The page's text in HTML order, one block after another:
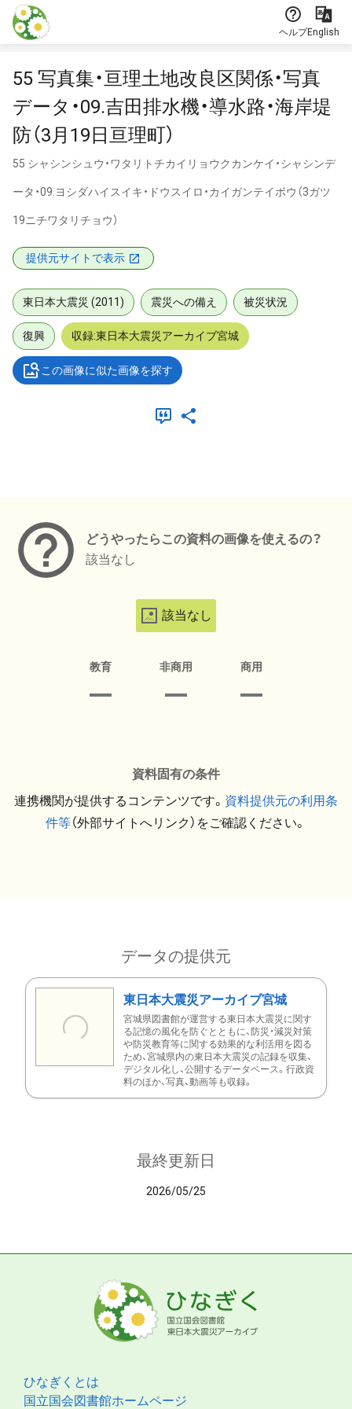
本文に飛ぶ
ヘルプEnglish
55 写真集・亘理土地改良区関係・写真
データ・09.吉田排水機・導水路・海岸堤
防（3月19日亘理町）
55 シャシンシュウ・ワタリトチカイリョウクカンケイ・シャシンデ
ータ・09.ヨシダハイスイキ・ドウスイロ・カイガンテイボウ（3ガツ
19ニチワタリチョウ）
提供元サイトで表示
東日本大震災 (2011) 震災への備え 被災状況
復興 収録:東日本大震災アーカイブ宮城
この画像に似た画像を探す
どうやったらこの資料の画像を使えるの？
該当なし
該当なし
教育 非商用 商用
資料固有の条件
連携機関が提供するコンテンツです。 資料提供元の利用条
件等（外部サイトへリンク）をご確認ください。
データの提供元
東日本大震災アーカイブ宮城
宮城県図書館が運営する東日本大震災に関す
る記憶の風化を防ぐとともに、防災・減災対策
や防災教育等に関する効果的な利活用を図る
ため、宮城県内の東日本大震災の記録を収集、
デジタル化し、公開するデータベース。行政資
料のほか、写真、動画等も収録。
最終更新日
2026/05/25
ひなぎくとは
国立国会図書館ホームページ